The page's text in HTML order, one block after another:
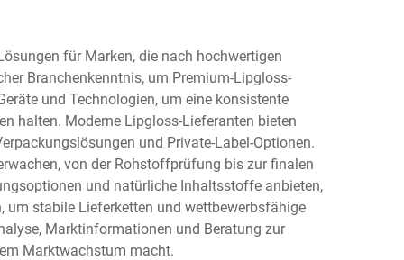
für Marken, die nach hochwertigen
Branchenkenntnis, um Premium-Lipgloss-
und Technologien, um eine konsistente
halten. Moderne Lipgloss-Lieferanten bieten
und Private-Label-Optionen.
von der Rohstoffprüfung bis zur finalen
und natürliche Inhaltsstoffe anbieten,
um stabile Lieferketten und wettbewerbsfähige
Marktinformationen und Beratung zur
Marktwachstum macht.